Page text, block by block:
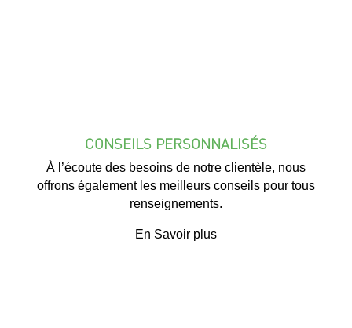
CONSEILS PERSONNALISÉS
À l’écoute des besoins de notre clientèle, nous
offrons également les meilleurs conseils pour tous
renseignements.
En Savoir plus